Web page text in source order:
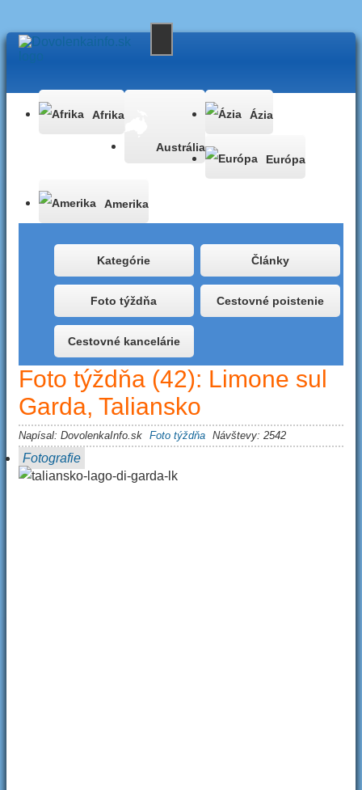
Afrika
Austrália
Ázia
Európa
Amerika
Kategórie Články
Foto týždňa Cestovné poistenie
Cestovné kancelárie
Foto týždňa (42): Limone sul
Garda, Taliansko
Napísal: DovolenkaInfo.sk Foto týždňa Návštevy: 2542
Fotografie